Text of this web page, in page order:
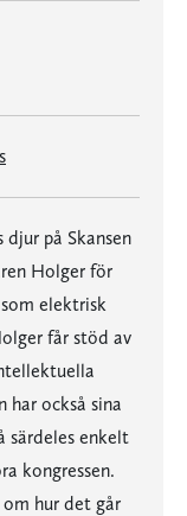
på Skansen
Holger för
elektrisk
får stöd av
har också sina
särdeles enkelt
kongressen.
hur det går